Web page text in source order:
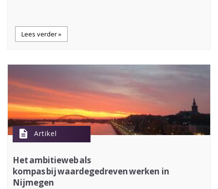
Lees verder »
description Artikel
Het ambitieweb als
kompas bij waardegedreven werken in
Nijmegen